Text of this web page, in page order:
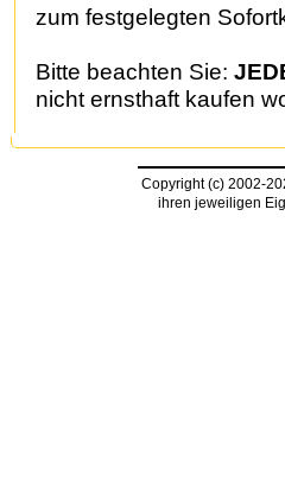
zum festgelegten
Bitte beachten Sie:
nicht ernsthaft kaufen
Copyright (c) 2002-
ihren jeweiligen